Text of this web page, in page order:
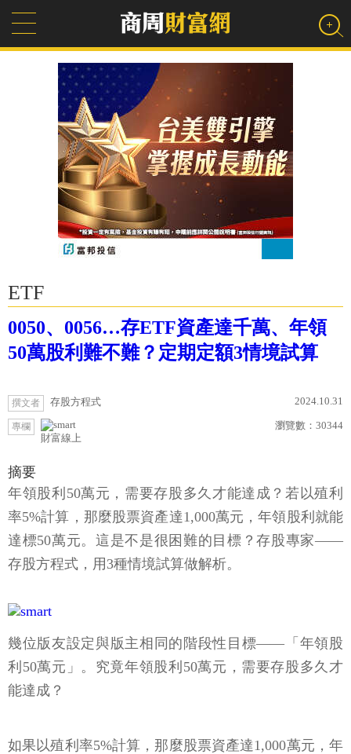
ETF
0050、0056…存ETF資產達千萬、年領
50萬股利難不難？定期定額3情境試算
撰文者 存股方程式 2024.10.31
專欄
財富線上
瀏覽數： 30344
摘要
年領股利50萬元，需要存股多久才能達成？若以殖利
率5%計算，那麼股票資產達1,000萬元，年領股利就能
達標50萬元。這是不是很困難的目標？存股專家——
存股方程式，用3種情境試算做解析。
幾位版友設定與版主相同的階段性目標——「年領股
利50萬元」。究竟年領股利50萬元，需要存股多久才
能達成？
如果以殖利率5%計算，那麼股票資產達1,000萬元，年